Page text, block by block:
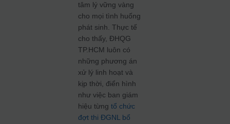
tâm lý vững vàng
cho mọi tình huống
phát sinh. Thực tế
cho thấy, ĐHQG
TP.HCM luôn có
những phương án
xử lý linh hoạt và
kịp thời, điển hình
như việc ban giám
hiệu từngtổ chức
đợt thi ĐGNL bổ